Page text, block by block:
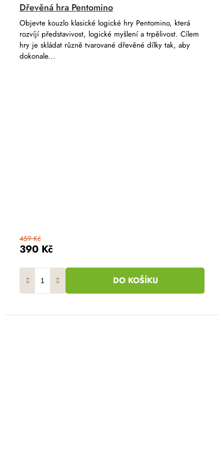
Dřevěná hra Pentomino
390 Kč
459 Kč
DO KOŠÍKU
Objevte kouzlo klasické logické hry Pentomino, která
rozvíjí představivost, logické myšlení a trpělivost. Cílem
hry je skládat různě tvarované dřevěné dílky tak, aby
dokonale...